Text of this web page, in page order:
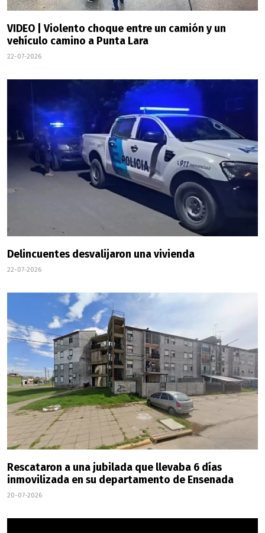
VIDEO | Violento choque entre un camión y un
vehículo camino a Punta Lara
22-07-2026
Delincuentes desvalijaron una vivienda
22-07-2026
Rescataron a una jubilada que llevaba 6 días
inmovilizada en su departamento de Ensenada
20-07-2026